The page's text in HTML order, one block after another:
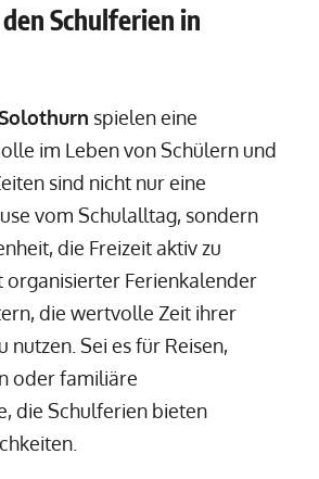
Schulferien in
spielen eine
im Leben von Schülern und
sind nicht nur eine
vom Schulalltag, sondern
die Freizeit aktiv zu
organisierter Ferienkalender
die wertvolle Zeit ihrer
nutzen. Sei es für Reisen,
oder familiäre
die Schulferien bieten